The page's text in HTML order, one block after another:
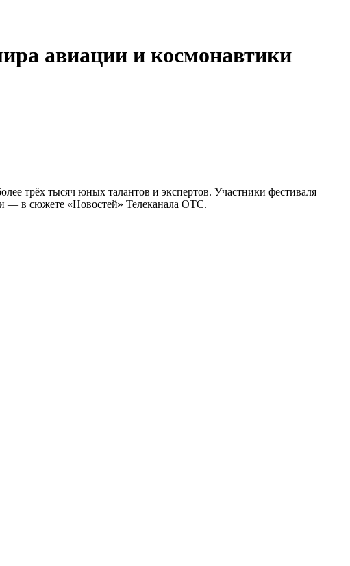
авиации и космонавтики
трёх тысяч юных талантов и экспертов. Участники фестиваля
— в сюжете «Новостей» Телеканала ОТС.